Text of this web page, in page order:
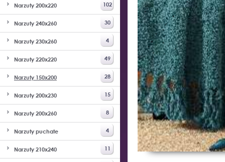
Narzuty 200x220 102
Narzuty 240x260 30
Narzuty 230x260 4
Narzuty 220x220 49
Narzuty 150x200 28
Narzuty 200x230 15
Narzuty 200x260 8
Narzuty puchate 4
Narzuty 210x240 11